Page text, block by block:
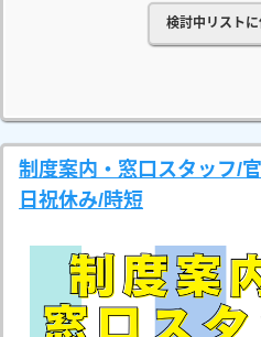
検討中リスト
制度案内・窓口スタッフ/
日祝休み/時短